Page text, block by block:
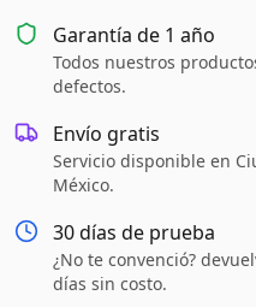
Garantía de 1 año
Todos nuestros
defectos.
Envío gratis
Servicio disponible en
México.
30 días de prueba
¿No te convenció?
días sin costo.